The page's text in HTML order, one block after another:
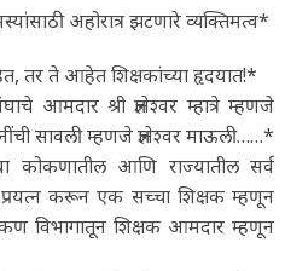
अहोरात्र झटणारे व्यक्तिमत्व*
तर ते आहेत शिक्षकांच्या हृदयात!*
आमदार श्री ज्ञानेश्वर म्हात्रे म्हणजे
सावली म्हणजे ज्ञानेश्वर माऊली……*
कोकणातील आणि राज्यातील सर्व
प्रयत्न करून एक सच्चा शिक्षक म्हणून
विभागातून शिक्षक आमदार म्हणून